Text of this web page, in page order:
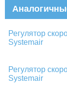
Регулятор
Systemair
Регулятор
Systemair